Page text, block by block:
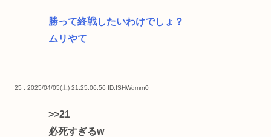
勝って終戦したいわけでしょ？
ムリやて
25 : 2025/04/05(土) 21:25:06.56 ID:ISHWdmrn0
>>21
必死すぎるw